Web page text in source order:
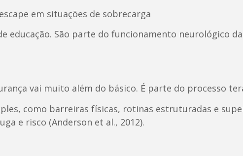
em situações de sobrecarga
educação. São parte do funcionamento neurológico
vai muito além do básico. É parte do processo
como barreiras físicas, rotinas estruturadas e
e risco (Anderson et al., 2012).